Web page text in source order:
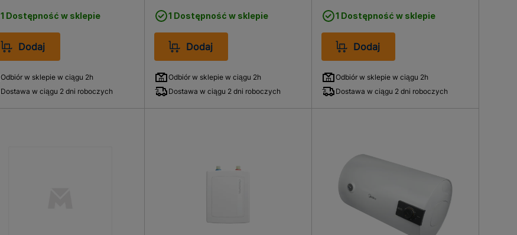
1 Dostępność w sklepie
Dodaj
Odbiór w sklepie w ciągu 2h
Dostawa w ciągu 2 dni roboczych
1 Dostępność w sklepie
Dodaj
Odbiór w sklepie w ciągu 2h
Dostawa w ciągu 2 dni roboczych
1 Dostępność w sklepie
Dodaj
Odbiór w sklepie w ciągu 2h
Dostawa w ciągu 2 dni roboczych